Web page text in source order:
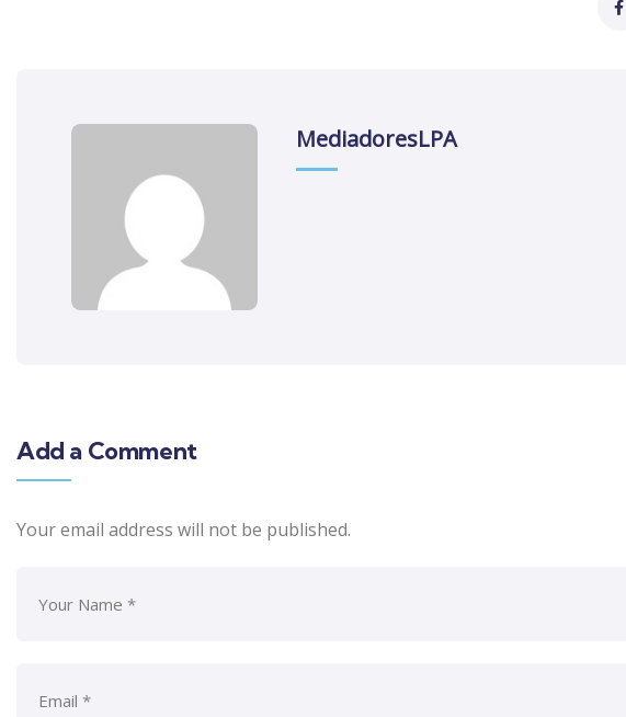
MediadoresLPA
Add a Comment
Your email address will not be published.